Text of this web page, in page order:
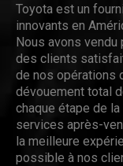
Toyota est un
innovants en
Nous avons
des clients
de nos opérations
dévouement total
chaque étape de
services après-
la meilleure
possible à nos